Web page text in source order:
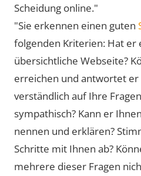
Scheidung online."
"Sie erkennen einen guten
folgenden Kriterien: Hat er
übersichtliche Webseite?
erreichen und antwortet er
verständlich auf Ihre
sympathisch? Kann er
nennen und erklären?
Schritte mit Ihnen ab?
mehrere dieser Fragen